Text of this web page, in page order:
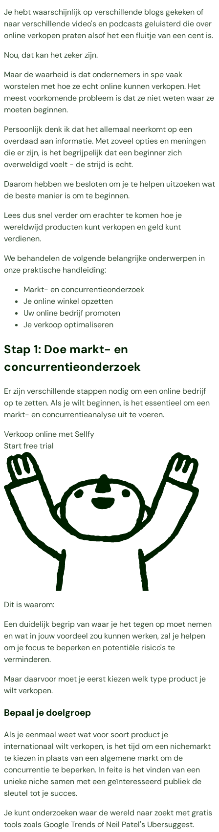
Je hebt waarschijnlijk op verschillende blogs gekeken of
naar verschillende video's en podcasts geluisterd die over
online verkopen praten alsof het een fluitje van een cent is.
Nou, dat kan het zeker zijn.
Maar de waarheid is dat ondernemers in spe vaak
worstelen met hoe ze echt online kunnen verkopen. Het
meest voorkomende probleem is dat ze niet weten waar ze
moeten beginnen.
Persoonlijk denk ik dat het allemaal neerkomt op een
overdaad aan informatie. Met zoveel opties en meningen
die er zijn, is het begrijpelijk dat een beginner zich
overweldigd voelt - de strijd is echt.
Daarom hebben we besloten om je te helpen uitzoeken wat
de beste manier isom te beginnen.
Lees dus snel verder om erachter te komen hoe je
wereldwijd producten kunt verkopen en geld kunt
verdienen.
We behandelen de volgende belangrijke onderwerpen in
onze praktische handleiding:
Markt- en concurrentieonderzoek
Je online winkel opzetten
Uw online bedrijf promoten
Je verkoop optimaliseren
Stap 1: Doe markt- en
concurrentieonderzoek
Er zijn verschillende stappen nodig om een online bedrijf
op te zetten. Als je wilt beginnen, is het essentieel om een
markt- en concurrentieanalyse uit te voeren.
Verkoop online met Sellfy
Start free trial
Dit is waarom:
Een duidelijk begrip van waar je het tegen op moet nemen
en wat in jouw voordeel zou kunnen werken, zal je helpen
om je focus te beperken en potentiële risico's te
verminderen.
Maar daarvoor moet je eerst kiezen welk type product je
wilt verkopen.
Bepaal je doelgroep
Als je eenmaal weet wat voor soort product je
internationaal wilt verkopen, is het tijd om een nichemarkt
te kiezen in plaats van een algemene markt om de
concurrentie te beperken. In feite is het vinden van een
unieke niche samen met een geïnteresseerd publiek de
sleutel tot je succes.
Je kunt onderzoeken waar de wereld naar zoekt met gratis
tools zoalsGoogle Trendsof Neil Patel's Ubersuggest.